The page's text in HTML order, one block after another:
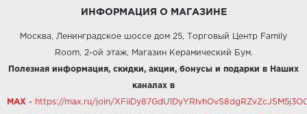
ИНФОРМАЦИЯ О МАГАЗИНЕ
Москва, Ленинградское шоссе дом 25, Торговый Центр Family
Room, 2-ой этаж, Магазин Керамический Бум.
Полезная информация, скидки, акции, бонусы и подарки в Наших
каналах в
MAX - https://max.ru/join/